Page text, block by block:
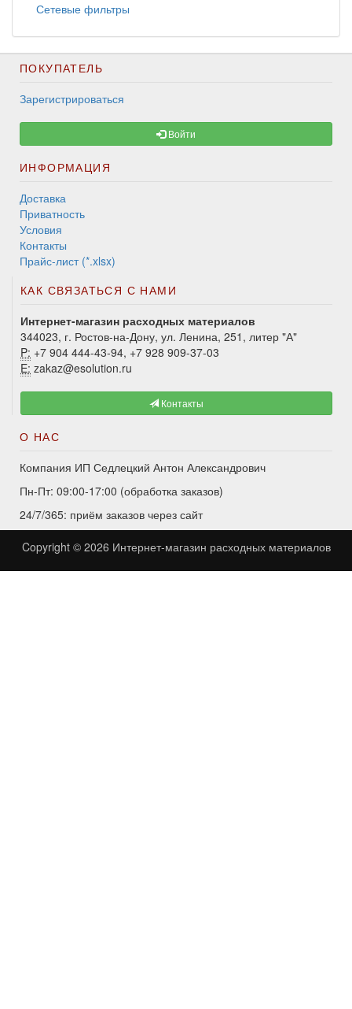
Сетевые фильтры
ПОКУПАТЕЛЬ
Зарегистрироваться
Войти
ИНФОРМАЦИЯ
Доставка
Приватность
Условия
Контакты
Прайс-лист (*.xlsx)
КАК СВЯЗАТЬСЯ С НАМИ
Интернет-магазин расходных материалов
344023, г. Ростов-на-Дону, ул. Ленина, 251, литер "А"
P: +7 904 444-43-94, +7 928 909-37-03
E: zakaz@esolution.ru
Контакты
О НАС
Компания ИП Седлецкий Антон Александрович
Пн-Пт: 09:00-17:00 (обработка заказов)
24/7/365: приём заказов через сайт
Copyright © 2026 Интернет-магазин расходных материалов